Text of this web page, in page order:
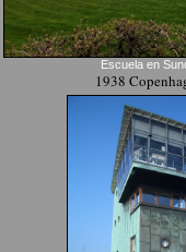
Escuela en
1938